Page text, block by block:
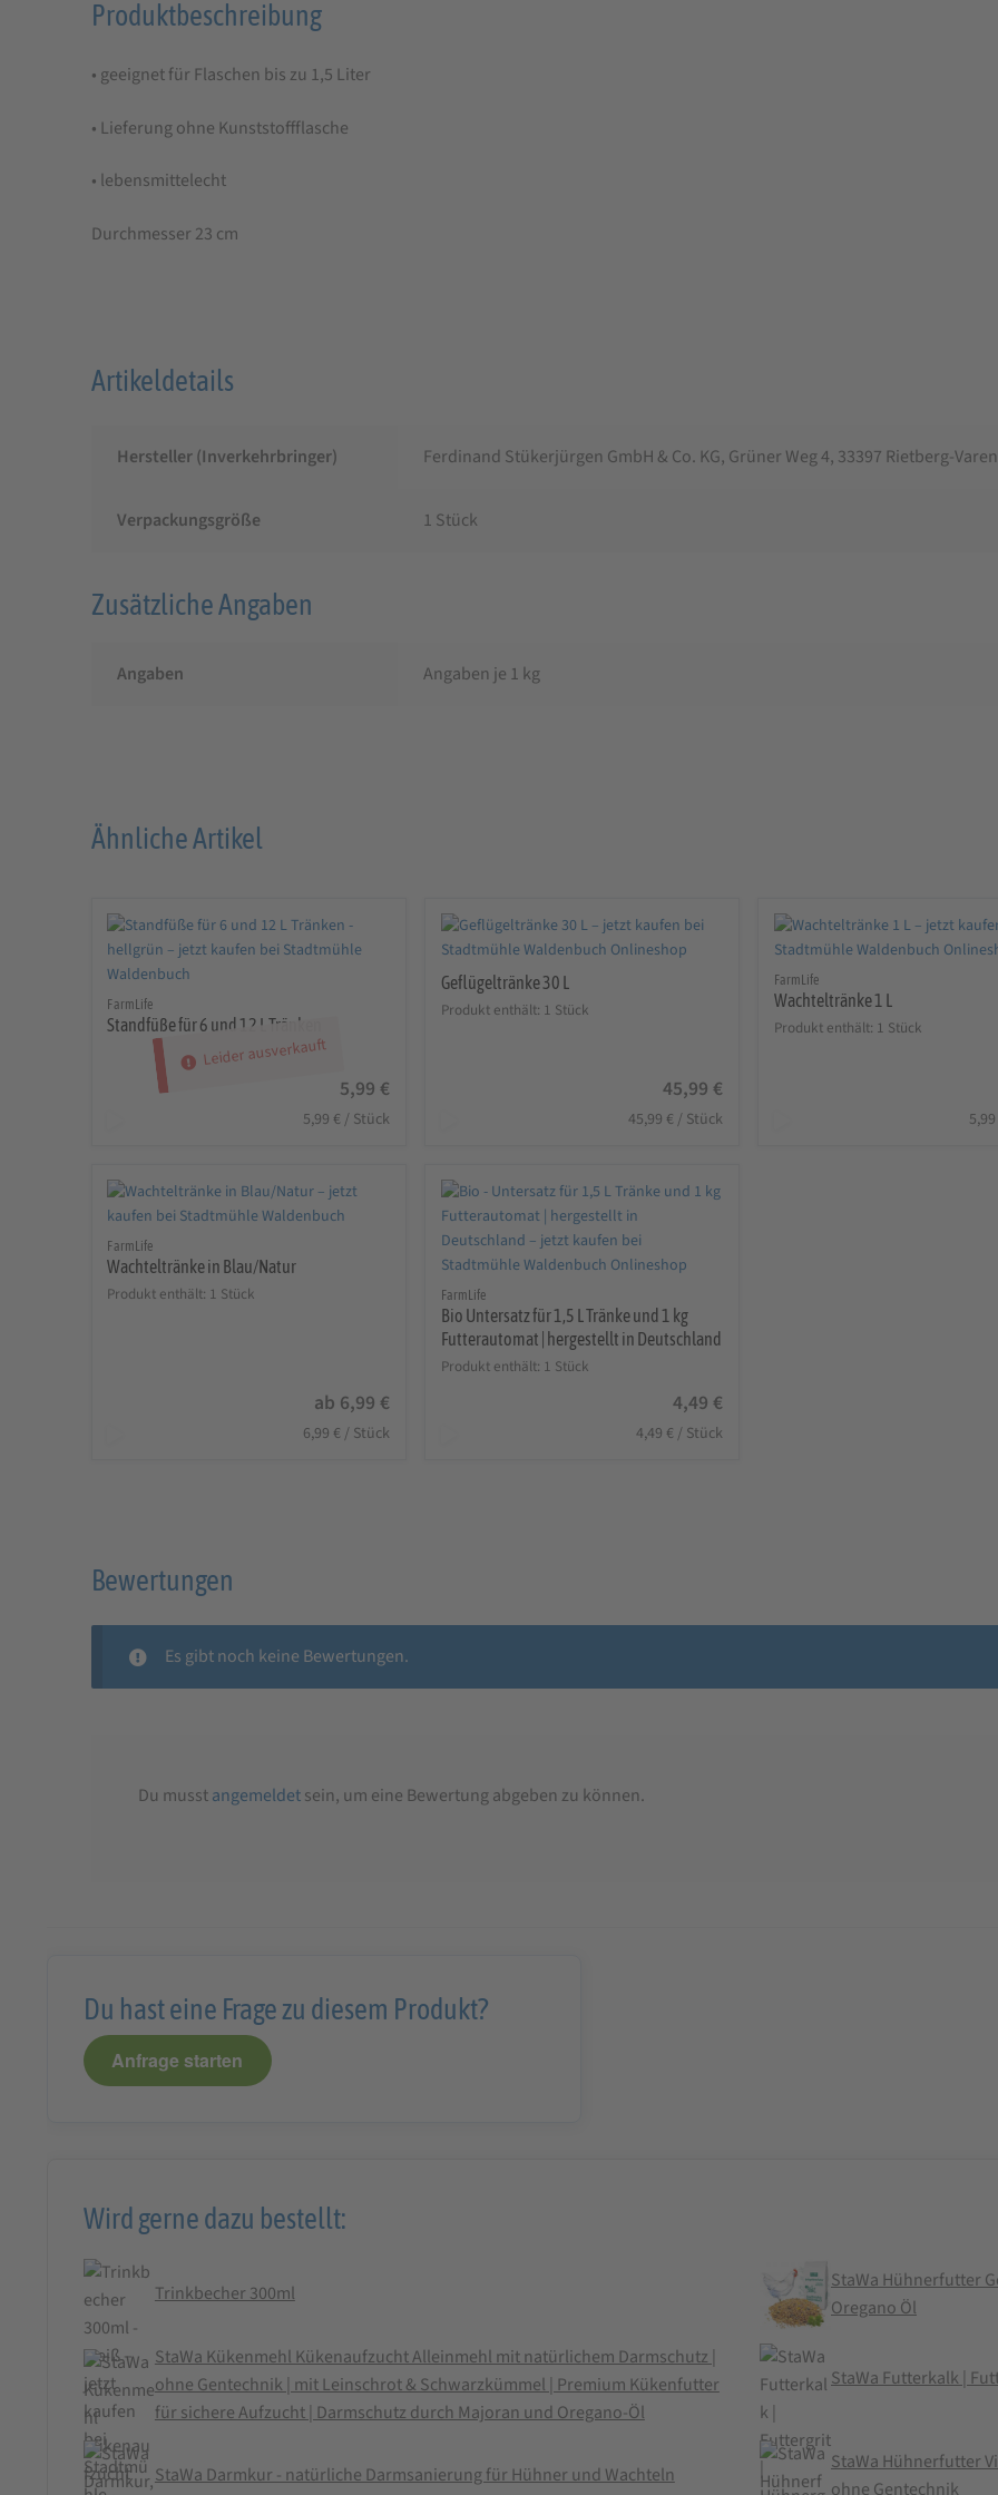
Produktbeschreibung
Tränkeschale
für
bis
zu
Produktbeschreibung
• geeignet für Flaschen bis zu 1,5 Liter
• Lieferung ohne Kunststoffflasche
• lebensmittelecht
Durchmesser 23 cm
Artikeldetails
Hersteller (Inverkehrbringer) Ferdinand Stükerjürgen GmbH & Co. KG, Grüner Weg 4, 33397 Rietberg-
Verpackungsgröße 1 Stück
Zusätzliche Angaben
Angaben Angaben je 1 kg
Ähnliche Artikel
Leider ausverkauft
FarmLife
Standfüße für 6 und 12 L Tränken
5,99€
5,99 € / Stück
Geflügeltränke 30 L
Produkt enthält: 1 Stück
45,99€
45,99 € / Stück
FarmLife
Wachteltränke 1 L
Produkt enthält: 1 Stück
FarmLife
Wachteltränke in Blau/Natur
Produkt enthält: 1 Stück
ab 6,99€
6,99 € / Stück
FarmLife
Bio Untersatz für 1,5 L Tränke und 1 kg
Futterautomat | hergestellt in Deutschland
Produkt enthält: 1 Stück
4,49€
4,49 € / Stück
Bewertungen
Es gibt noch keine Bewertungen.
Du musstangemeldetsein, um eine Bewertung abgeben zu können.
Du hast eine Frage zu diesem Produkt?
Anfrage starten
Wird gerne dazu bestellt:
Trinkbecher 300ml
StaWa Hühnerfutter
Oregano Öl
StaWa Kükenmehl Kükenaufzucht Alleinmehl mit natürlichem Darmschutz |
ohne Gentechnik | mit Leinschrot & Schwarzkümmel | Premium Kükenfutter
für sichere Aufzucht | Darmschutz durch Majoran und Oregano-Öl
StaWa Futterkalk |
StaWa Darmkur - natürliche Darmsanierung für Hühner und Wachteln
StaWa Hühnerfutter
ohne Gentechnik